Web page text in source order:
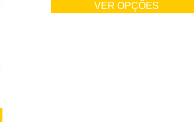
VER OPÇÕES